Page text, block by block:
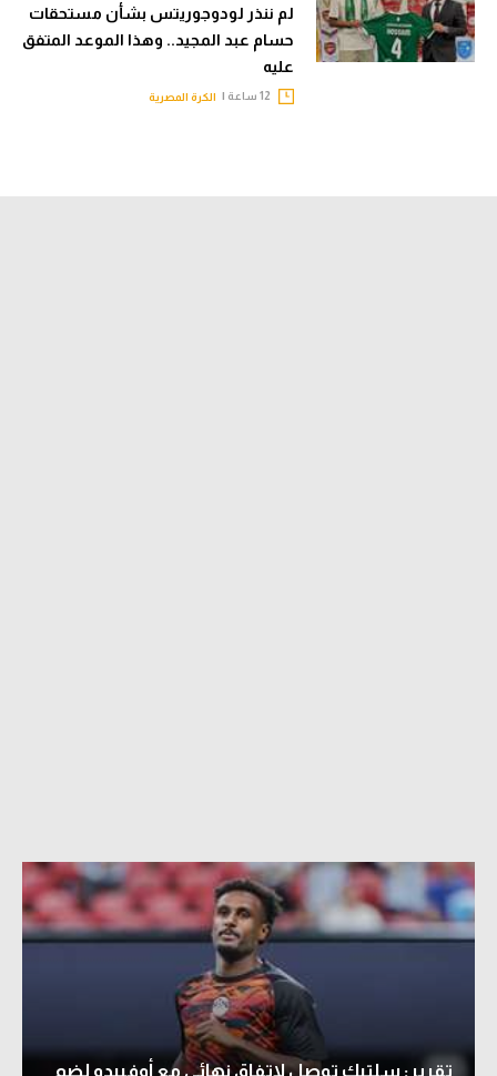
لم ننذر لودوجوريتس بشأن مستحقات
حسام عبد المجيد.. وهذا الموعد المتفق
عليه
الكرة المصرية
تقرير: سلتيك توصل لاتفاق نهائي مع أوفييدو لضم